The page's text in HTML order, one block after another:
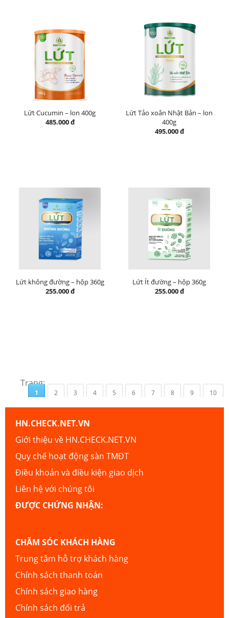
Lứt Cucumin – lon 400g
485.000 đ
Lứt Tảo xoắn Nhật Bản – lon
400g
495.000 đ
Lứt không đường – hộp 360g
255.000 đ
Lứt Ít đường – hộp 360g
255.000 đ
Trang:
1 2 3 4 5 6 7 8 9 10
HN.CHECK.NET.VN
Giới thiệu về HN.CHECK.NET.VN
Quy chế hoạt động sàn TMĐT
Điều khoản và điều kiện giao dịch
Liên hệ với chúng tôi
ĐƯỢC CHỨNG NHẬN:
CHĂM SÓC KHÁCH HÀNG
Trung tâm hỗ trợ khách hàng
Chính sách thanh toán
Chính sách giao hàng
Chính sách đổi trả